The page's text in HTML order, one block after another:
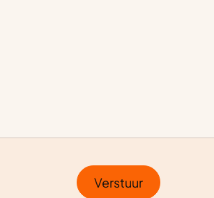
Verstuur